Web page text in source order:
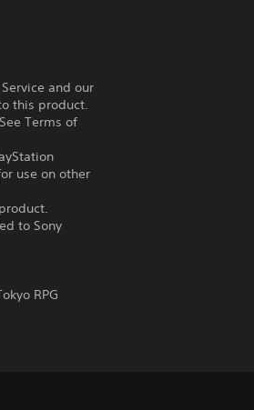
and our
this product.
Terms of
use on other
to Sony
RPG